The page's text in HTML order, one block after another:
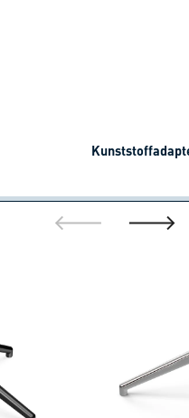
gehe zur gehe